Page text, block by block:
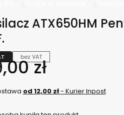
ATX650HM
bez VAT
zł
od 12,00 zł- Kurier Inpost